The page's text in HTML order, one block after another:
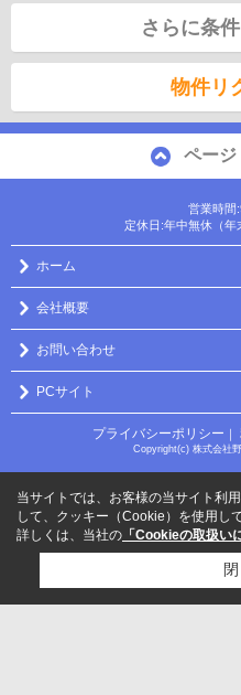
さらに条
物件リ
ページ
営業時間
定休日:年中無休（年
ホーム
会社概要
お問い合わせ
PCサイト
プライバシーポリシー ｜
Copyright(c) 株式会社
当サイトでは、お客様の当サイト利
して、クッキー（Cookie）を使用し
詳しくは、当社の 「Cookieの取扱い